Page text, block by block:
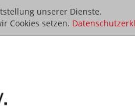
unserer Dienste.
Cookies setzen.